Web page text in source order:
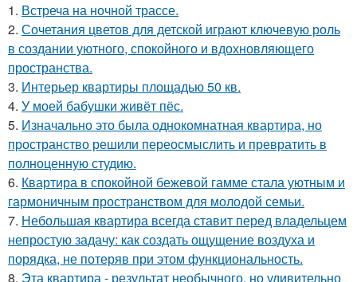
1. Встреча на ночной трассе.
2. Сочетания цветов для детской играют ключевую роль
в создании уютного, спокойного и вдохновляющего
пространства.
3. Интерьер квартиры площадью 50 кв.
4. У моей бабушки живёт пёс.
5. Изначально это была однокомнатная квартира, но
пространство решили переосмыслить и превратить в
полноценную студию.
6. Квартира в спокойной бежевой гамме стала уютным и
гармоничным пространством для молодой семьи.
7. Небольшая квартира всегда ставит перед владельцем
непростую задачу: как создать ощущение воздуха и
порядка, не потеряв при этом функциональность.
8. Эта квартира - результат необычного, но удивительно